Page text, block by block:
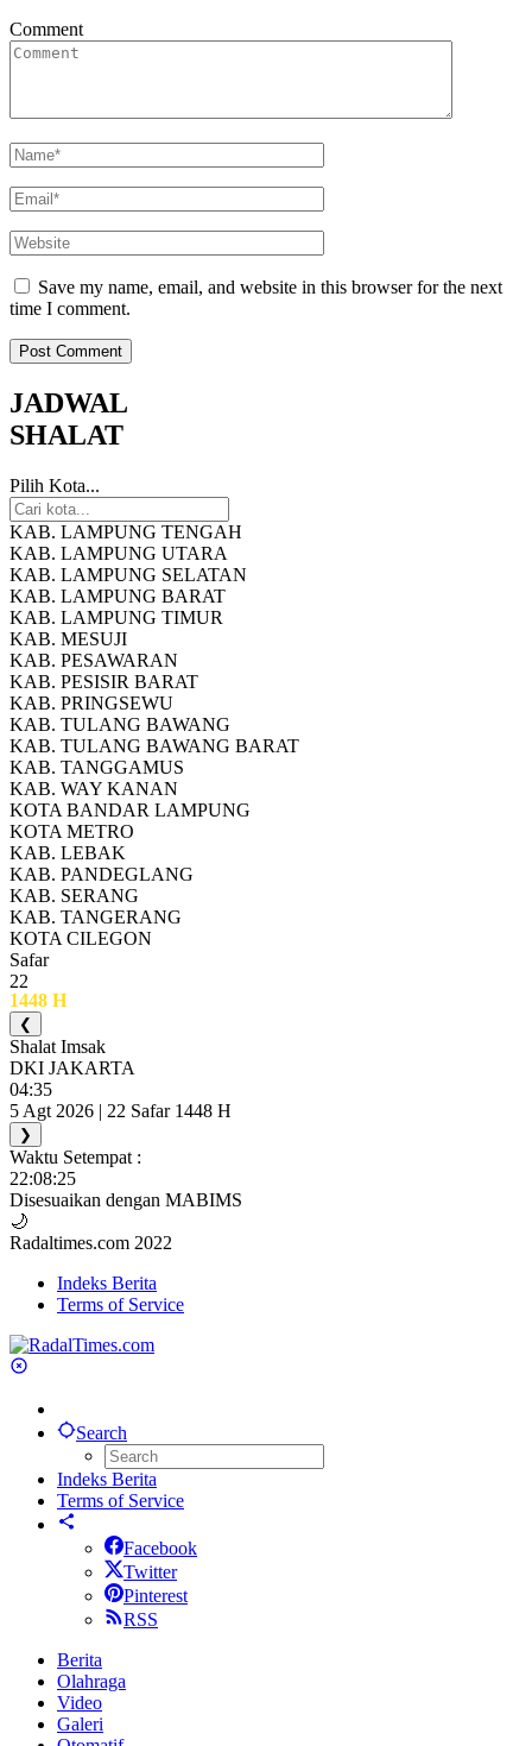
Comment
Save my name, email, and website in this browser for the next
time I comment.
JADWAL
SHALAT
Pilih Kota...
KAB. LAMPUNG TENGAH
KAB. LAMPUNG UTARA
KAB. LAMPUNG SELATAN
KAB. LAMPUNG BARAT
KAB. LAMPUNG TIMUR
KAB. MESUJI
KAB. PESAWARAN
KAB. PESISIR BARAT
KAB. PRINGSEWU
KAB. TULANG BAWANG
KAB. TULANG BAWANG BARAT
KAB. TANGGAMUS
KAB. WAY KANAN
KOTA BANDAR LAMPUNG
KOTA METRO
KAB. LEBAK
KAB. PANDEGLANG
KAB. SERANG
KAB. TANGERANG
KOTA CILEGON
Safar
22
1448 H
❮
Shalat Imsak
DKI JAKARTA
04:35
5 Agt 2026 | 22 Safar 1448 H
❯
Waktu Setempat :
22:08:25
Disesuaikan dengan MABIMS
🌙
Radaltimes.com 2022
Indeks Berita
Terms of Service
Search
Indeks Berita
Terms of Service
Facebook
Twitter
Pinterest
RSS
Berita
Olahraga
Video
Galeri